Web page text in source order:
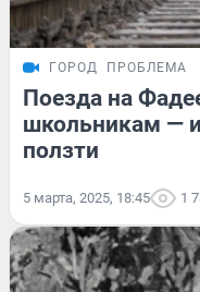
ГОРОД ПРОБЛЕМА
Поезда на
школьникам —
ползти
5 марта, 2025, 18:45 1